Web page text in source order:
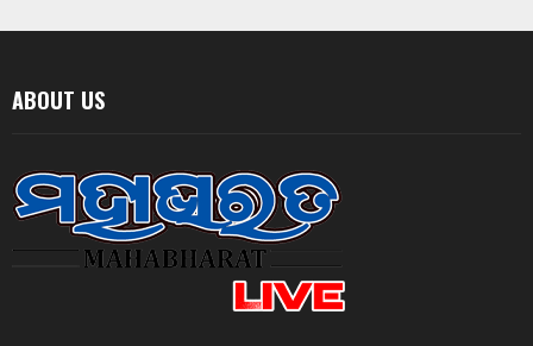
ABOUT US